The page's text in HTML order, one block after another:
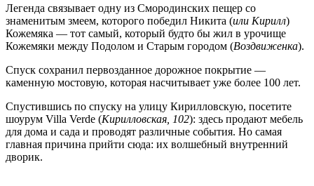
Легенда связывает одну из Смородинских пещер со
знаменитым змеем, которого победил Никита (или Кирилл)
Кожемяка — тот самый, который будто бы жил в урочище
Кожемяки между Подолом и Старым городом (Воздвиженка).
Спуск сохранил первозданное дорожное покрытие —
каменную мостовую, которая насчитывает уже более 100 лет.
Спустившись по спуску на улицу Кирилловскую, посетите
шоурум Villa Verde (Кирилловская, 102): здесь продают мебель
для дома и сада и проводят различные события. Но самая
главная причина прийти сюда: их волшебный внутренний
дворик.